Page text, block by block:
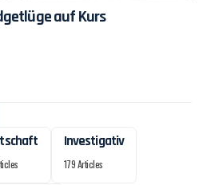
auf Kurs
Investigativ
179 Articles